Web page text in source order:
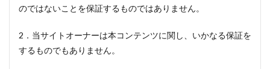
のではないことを保証するものではありません。
2．当サイトオーナーは本コンテンツに関し、いかなる保証を
するものでもありません。